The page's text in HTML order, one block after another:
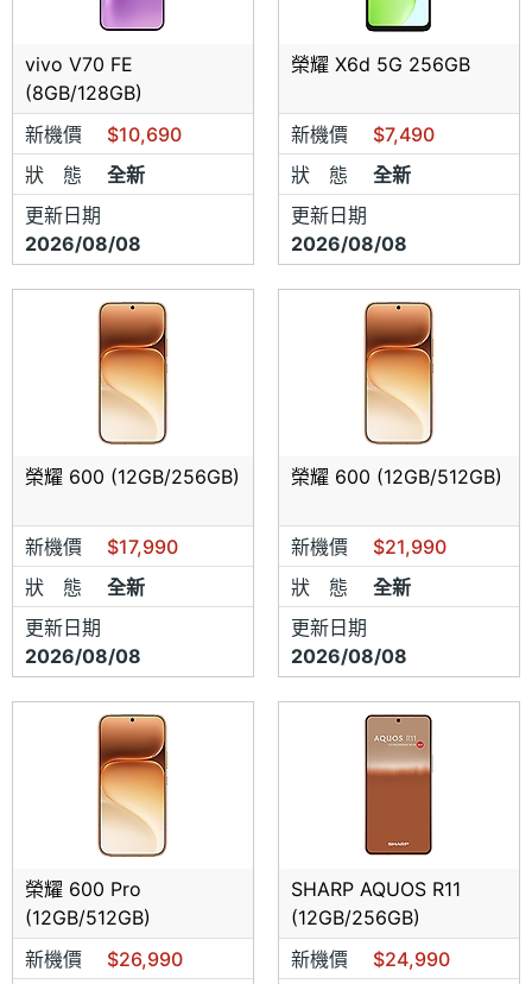
vivo V70 FE
(8GB/128GB)
新機價
$10,690
狀 態
全新
更新日期
2026/08/08
榮耀 X6d 5G 256GB
新機價
$7,490
狀 態
全新
更新日期
2026/08/08
榮耀 600 (12GB/256GB)
新機價
$17,990
狀 態
全新
更新日期
2026/08/08
榮耀 600 (12GB/512GB)
新機價
$21,990
狀 態
全新
更新日期
2026/08/08
榮耀 600 Pro
(12GB/512GB)
新機價
$26,990
SHARP AQUOS R11
(12GB/256GB)
新機價
$24,990